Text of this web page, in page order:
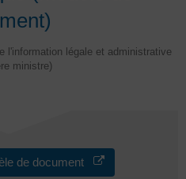
l'information légale et administrative
ministre)
de document